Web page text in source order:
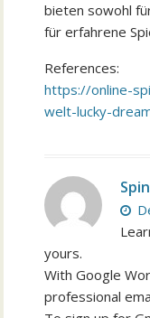
bieten sowohl
für erfahrene
References:
https://online-
welt-lucky-
yours.
With Google
professional